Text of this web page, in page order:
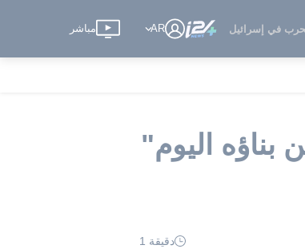
في إسرائيل AR مباشر
اليوم"
دقيقة 1